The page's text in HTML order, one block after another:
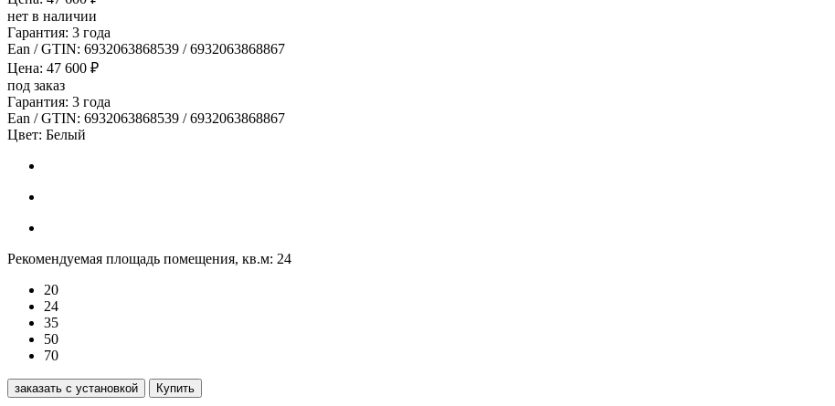
нет в наличии
Гарантия: 3 года
Ean / GTIN: 6932063868539 / 6932063868867
Цена: 47 600 ₽
под заказ
Гарантия: 3 года
Ean / GTIN: 6932063868539 / 6932063868867
Цвет: Белый
Рекомендуемая площадь помещения, кв.м: 24
20
24
35
50
70
заказать с установкой Купить